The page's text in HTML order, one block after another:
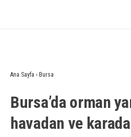
Ana Sayfa › Bursa
Bursa’da orman
havadan ve